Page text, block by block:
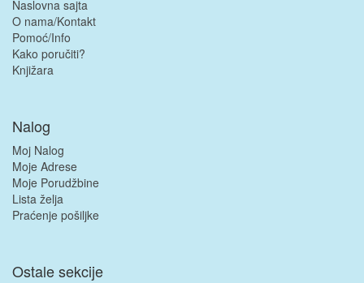
Naslovna sajta
O nama/Kontakt
Pomoć/Info
Kako poručiti?
Knjižara
Nalog
Moj Nalog
Moje Adrese
Moje Porudžbine
Lista želja
Praćenje pošiljke
Ostale sekcije